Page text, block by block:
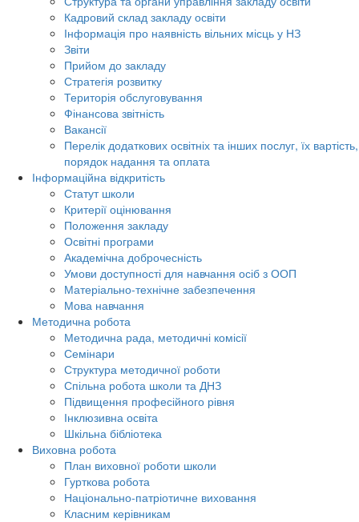
Кадровий склад закладу освіти
Інформація про наявність вільних місць у НЗ
Звіти
Прийом до закладу
Стратегія розвитку
Територія обслуговування
Фінансова звітність
Вакансії
Перелік додаткових освітніх та інших послуг, їх вартість,
порядок надання та оплата
Інформаційна відкритість
Статут школи
Критерії оцінювання
Положення закладу
Освітні програми
Академічна доброчесність
Умови доступності для навчання осіб з ООП
Матеріально-технічне забезпечення
Мова навчання
Методична робота
Методична рада, методичні комісії
Семінари
Структура методичної роботи
Спільна робота школи та ДНЗ
Підвищення професійного рівня
Інклюзивна освіта
Шкільна бібліотека
Виховна робота
План виховної роботи школи
Гурткова робота
Національно-патріотичне виховання
Класним керівникам